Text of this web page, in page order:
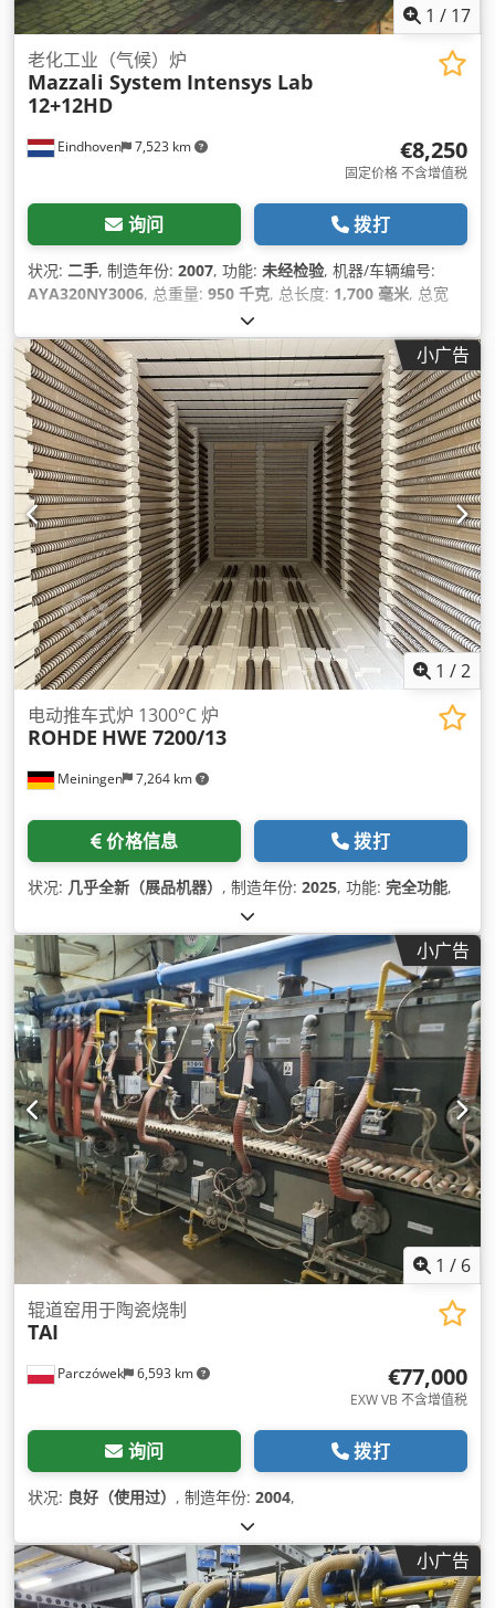
1 / 17
Eindhoven 7,523 km
老化工业（气候）炉
Mazzali System Intensys Lab
12+12HD
€8,250
固定价格 不含增值税
询问 拨打
状况: 二手, 制造年份: 2007, 功能: 未经检验, 机器/车辆编号:
AYA320NY3006, 总重量: 950 千克, 总长度: 1,700 毫米, 总宽
2,120 毫米
28 A, 输入频率:50 赫兹,
小广告
1 /2
Meiningen 7,264 km
电动推车式炉 1300°C 炉
ROHDE HWE 7200/13
价格信息 拨打
状况: 几乎全新（展品机器） , 制造年份: 2025, 功能: 完全功能,
小广告
1 / 6
Parczówek 6,593 km
辊道窑用于陶瓷烧制
TAI
€77,000
EXW VB 不含增值税
询问 拨打
状况: 良好（使用过） , 制造年份: 2004,
小广告